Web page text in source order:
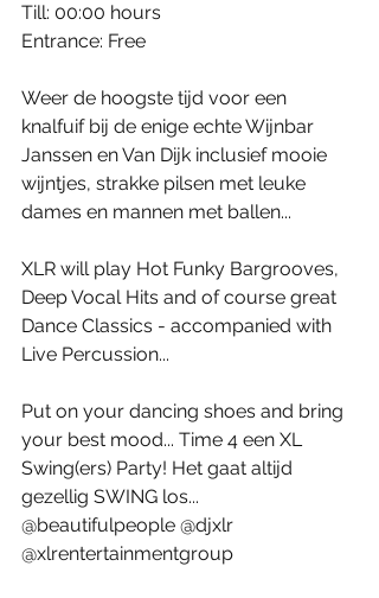
Till: 00:00 hours
Entrance: Free
Weer de hoogste tijd voor een
knalfuif bij de enige echte Wijnbar
Janssen en Van Dijk inclusief mooie
wijntjes, strakke pilsen met leuke
dames en mannen met ballen...
XLR will play Hot Funky Bargrooves,
Deep Vocal Hits and of course great
Dance Classics - accompanied with
Live Percussion...
Put on your dancing shoes and bring
your best mood... Time 4 een XL
Swing(ers) Party! Het gaat altijd
gezellig SWING los...
@beautifulpeople @djxlr
@xlrentertainmentgroup